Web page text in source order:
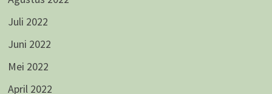
Juli 2022
Juni 2022
Mei 2022
April 2022